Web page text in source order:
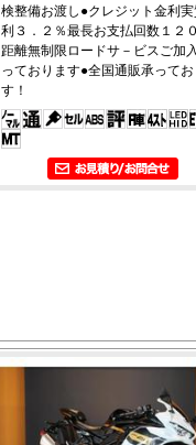
検整備お渡し●クレジット金利
利３．２％最長お支払回数１２
距離無制限ロードサ－ビスご加
っております●全国通販承って
す！